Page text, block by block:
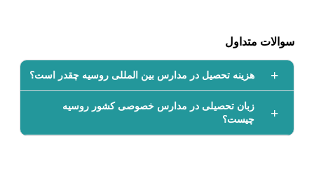
سوالات متداول
هزینه تحصیل در مدارس بین المللی روسیه چقدر است؟
زبان تحصیلی در مدارس خصوصی کشور روسیه
چیست؟